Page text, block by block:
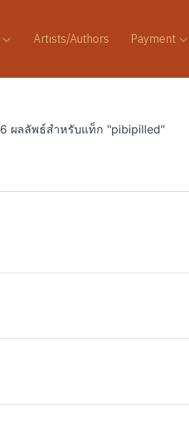
Artists/Authors Payment
6 ผลลัพธ์สำหรับแท็ก "pibipilled"